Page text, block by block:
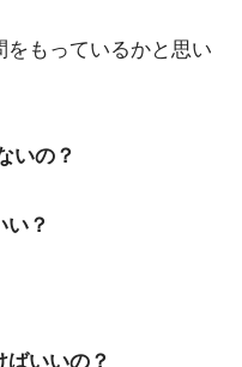
もっているかと思い
いの？
？
いいの？